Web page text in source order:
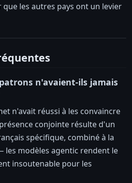
que les autres pays ont un levier
n'avaient-ils jamais
n'avait réussi à les convaincre
conjointe résulte d'un
spécifique, combiné à la
les modèles agentic rendent le
insoutenable pour les